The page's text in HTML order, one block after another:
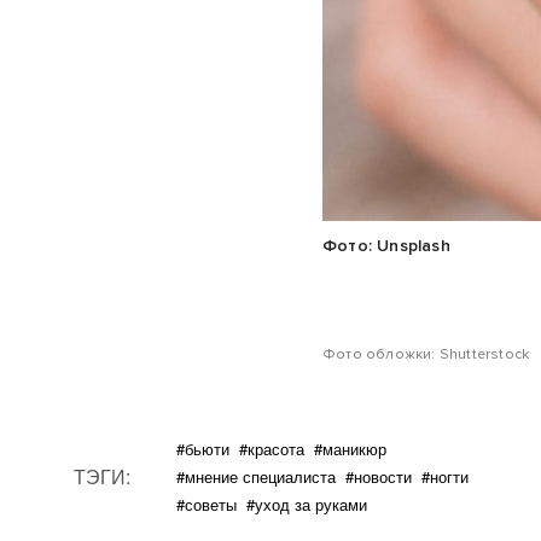
Фото: Unsplash
Фото обложки: Shutterstock
ТЭГИ:
#бьюти #красота #маникюр
#мнение специалиста #новости #ногти
#советы #уход за руками